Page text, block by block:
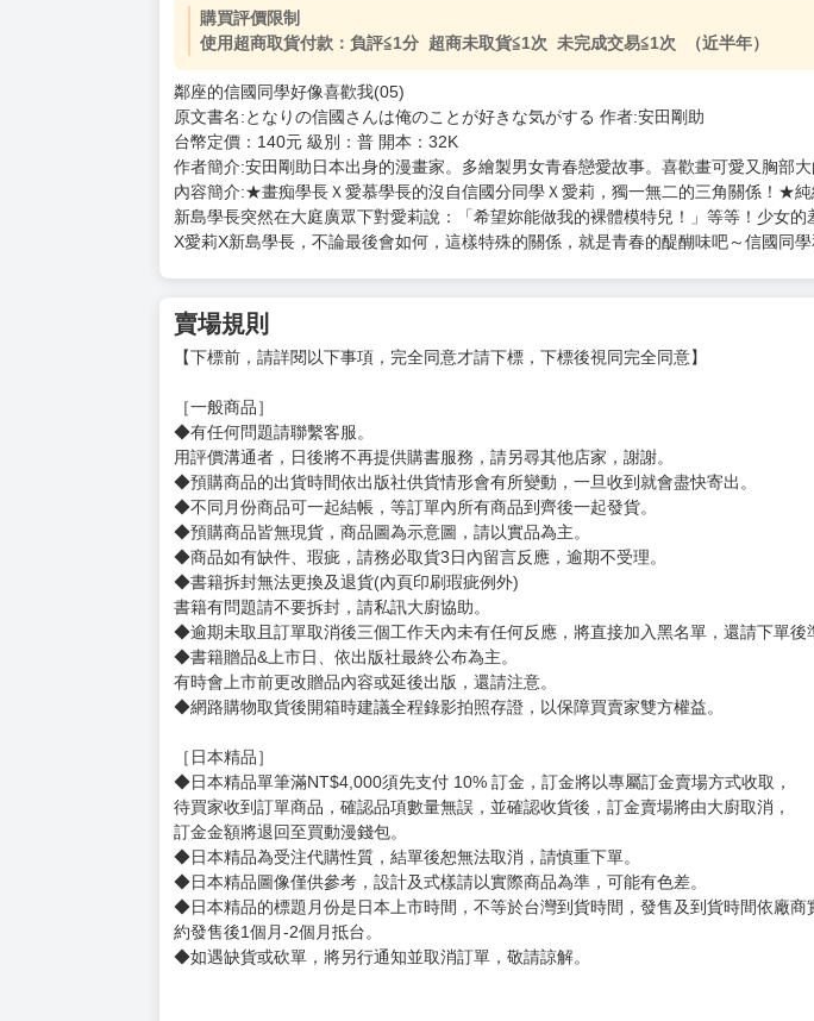
購買評價限制
使用超商取貨付款：負評≦1分 超商未取貨≦1次 未完成交易≦1次 （近半年）
鄰座的信國同學好像喜歡我(05)
原文書名:となりの信國さんは俺のことが好きな気がする 作者:安田剛助
台幣定價：140元 級別：普 開本：32K
作者簡介:安田剛助日本出身的漫畫家。多繪製男女青春戀愛故事。喜歡畫可愛又胸部大
內容簡介:★畫痴學長Ｘ愛慕學長的沒自信國分同學Ｘ愛莉，獨一無二的三角關係！★
新島學長突然在大庭廣眾下對愛莉說：「希望妳能做我的裸體模特兒！」等等！少女
X愛莉X新島學長，不論最後會如何，這樣特殊的關係，就是青春的醍醐味吧～信國同
賣場規則
【下標前，請詳閱以下事項，完全同意才請下標，下標後視同完全同意】
［一般商品］
◆有任何問題請聯繫客服。
用評價溝通者，日後將不再提供購書服務，請另尋其他店家，謝謝。
◆預購商品的出貨時間依出版社供貨情形會有所變動，一旦收到就會盡快寄出。
◆不同月份商品可一起結帳，等訂單內所有商品到齊後一起發貨。
◆預購商品皆無現貨，商品圖為示意圖，請以實品為主。
◆商品如有缺件、瑕疵，請務必取貨3日內留言反應，逾期不受理。
◆書籍拆封無法更換及退貨(內頁印刷瑕疵例外)
書籍有問題請不要拆封，請私訊大廚協助。
◆逾期未取且訂單取消後三個工作天內未有任何反應，將直接加入黑名單，還請下單後
◆書籍贈品&上市日、依出版社最終公布為主。
有時會上市前更改贈品內容或延後出版，還請注意。
◆網路購物取貨後開箱時建議全程錄影拍照存證，以保障買賣家雙方權益。
［日本精品］
◆日本精品單筆滿NT$4,000須先支付 10% 訂金，訂金將以專屬訂金賣場方式收取，
待買家收到訂單商品，確認品項數量無誤，並確認收貨後，訂金賣場將由大廚取消，
訂金金額將退回至買動漫錢包。
◆日本精品為受注代購性質，結單後恕無法取消，請慎重下單。
◆日本精品圖像僅供參考，設計及式樣請以實際商品為準，可能有色差。
◆日本精品的標題月份是日本上市時間，不等於台灣到貨時間，發售及到貨時間依廠商
約發售後1個月-2個月抵台。
◆如遇缺貨或砍單，將另行通知並取消訂單，敬請諒解。